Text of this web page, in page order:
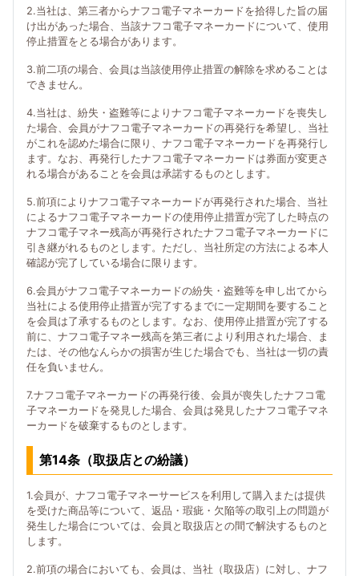
2.当社は、第三者からナフコ電子マネーカードを拾得した旨の届
け出があった場合、当該ナフコ電子マネーカードについて、使用
停止措置をとる場合があります。
3.前二項の場合、会員は当該使用停止措置の解除を求めることは
できません。
4.当社は、紛失・盗難等によりナフコ電子マネーカードを喪失し
た場合、会員がナフコ電子マネーカードの再発行を希望し、当社
がこれを認めた場合に限り、ナフコ電子マネーカードを再発行し
ます。なお、再発行したナフコ電子マネーカードは券面が変更さ
れる場合があることを会員は承諾するものとします。
5.前項によりナフコ電子マネーカードが再発行された場合、当社
によるナフコ電子マネーカードの使用停止措置が完了した時点の
ナフコ電子マネー残高が再発行されたナフコ電子マネーカードに
引き継がれるものとします。ただし、当社所定の方法による本人
確認が完了している場合に限ります。
6.会員がナフコ電子マネーカードの紛失・盗難等を申し出てから
当社による使用停止措置が完了するまでに一定期間を要すること
を会員は了承するものとします。なお、使用停止措置が完了する
前に、ナフコ電子マネー残高を第三者により利用された場合、ま
たは、その他なんらかの損害が生じた場合でも、当社は一切の責
任を負いません。
7.ナフコ電子マネーカードの再発行後、会員が喪失したナフコ電
子マネーカードを発見した場合、会員は発見したナフコ電子マネ
ーカードを破棄するものとします。
第14条（取扱店との紛議）
1.会員が、ナフコ電子マネーサービスを利用して購入または提供
を受けた商品等について、返品・瑕疵・欠陥等の取引上の問題が
発生した場合については、会員と取扱店との間で解決するものと
します。
2.前項の場合においても、会員は、当社（取扱店）に対し、ナフ